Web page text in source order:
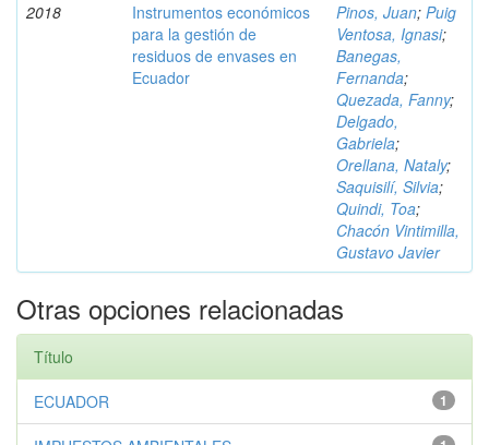
2018
Instrumentos económicos
para la gestión de
residuos de envases en
Ecuador
Pinos, Juan; Puig
Ventosa, Ignasi;
Banegas,
Fernanda;
Quezada, Fanny;
Delgado,
Gabriela;
Orellana, Nataly;
Saquisilí, Silvia;
Quindi, Toa;
Chacón Vintimilla,
Gustavo Javier
Otras opciones relacionadas
Título
1
ECUADOR